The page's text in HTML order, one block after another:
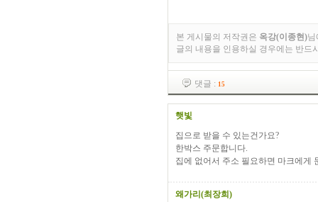
본 게시물의 저작권은 옥강(이종현)님
글의 내용을 인용하실 경우에는 반드
댓글 : 15
햇빛
집으로 받을 수 있는건가요?
한박스 주문합니다.
집에 없어서 주소 필요하면 마크에게
왜가리(최장희)